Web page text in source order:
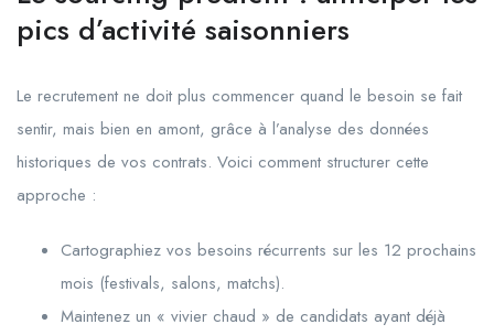
pics d’activité saisonniers
Le recrutement ne doit plus commencer quand le besoin se fait
sentir, mais bien en amont, grâce à l’analyse des données
historiques de vos contrats. Voici comment structurer cette
approche :
Cartographiez vos besoins récurrents sur les 12 prochains
mois (festivals, salons, matchs).
Maintenez un « vivier chaud » de candidats ayant déjà